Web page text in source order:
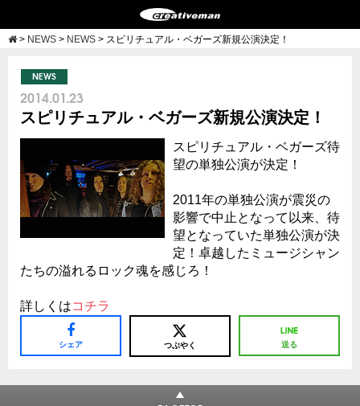
> NEWS > NEWS > スピリチュアル・ベガーズ新規公演決定！
NEWS
2014.01.23
スピリチュアル・ベガーズ新規公演決定！
スピリチュアル・ベガーズ待
望の単独公演が決定！
2011年の単独公演が震災の
影響で中止となって以来、待
望となっていた単独公演が決
定！卓越したミュージシャン
たちの溢れるロック魂を感じろ！
詳しくはコチラ
シェア つぶやく 送る